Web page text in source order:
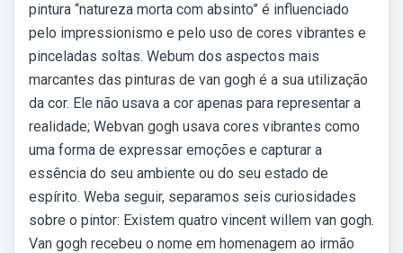
pintura “natureza morta com absinto” é influenciado
pelo impressionismo e pelo uso de cores vibrantes e
pinceladas soltas. Webum dos aspectos mais
marcantes das pinturas de van gogh é a sua utilização
da cor. Ele não usava a cor apenas para representar a
realidade; Webvan gogh usava cores vibrantes como
uma forma de expressar emoções e capturar a
essência do seu ambiente ou do seu estado de
espírito. Weba seguir, separamos seis curiosidades
sobre o pintor: Existem quatro vincent willem van gogh.
Van gogh recebeu o nome em homenagem ao irmão